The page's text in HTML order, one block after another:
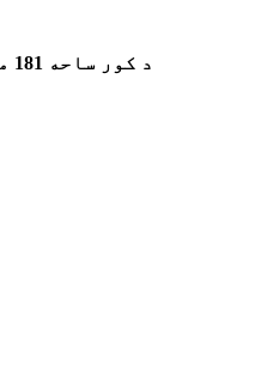
د کور ساحه 181 مربع متره. + د ډیک ساحه 70.4 مربع کیلومتره. (3 ډیکونه)